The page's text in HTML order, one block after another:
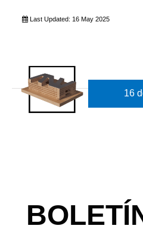
Last Updated: 16 May 2025
16